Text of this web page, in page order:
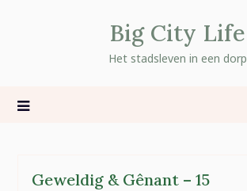
Big City Life
Het stadsleven in een dorp
Geweldig & Gênant – 15